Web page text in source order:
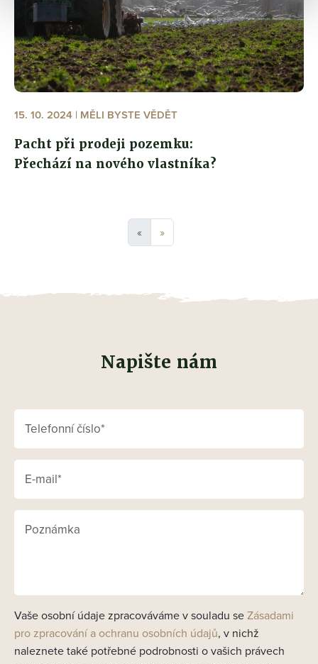
15. 10. 2024 | MĚLI BYSTE VĚDĚT
Pacht při prodeji pozemku:
Přechází na nového vlastníka?
« »
Napište nám
Vaše osobní údaje zpracováváme v souladu seZásadami
pro zpracování a ochranu osobních údajů, v nichž
naleznete také potřebné podrobnosti o vašich právech